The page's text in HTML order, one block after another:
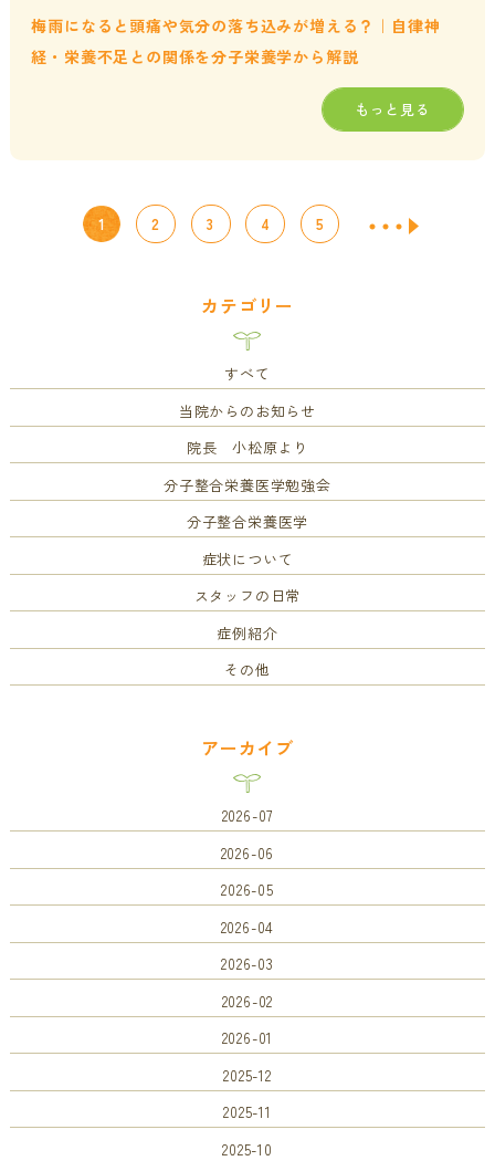
梅雨になると頭痛や気分の落ち込みが増える？｜自律神
経・栄養不足との関係を分子栄養学から解説
もっと見る
1 2 3 4 5
カテゴリー
すべて
当院からのお知らせ
院長 小松原より
分子整合栄養医学勉強会
分子整合栄養医学
症状について
スタッフの日常
症例紹介
その他
アーカイブ
2026-07
2026-06
2026-05
2026-04
2026-03
2026-02
2026-01
2025-12
2025-11
2025-10